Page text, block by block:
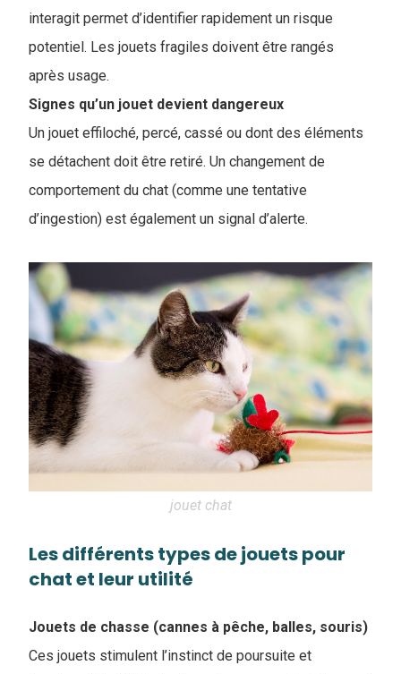
interagit permet d’identifier rapidement un risque
potentiel. Les jouets fragiles doivent être rangés
après usage.
Signes qu’un jouet devient dangereux
Un jouet effiloché, percé, cassé ou dont des éléments
se détachent doit être retiré. Un changement de
comportement du chat (comme une tentative
d’ingestion) est également un signal d’alerte.
jouet chat
Les différents types de jouets pour
chat et leur utilité
Jouets de chasse (cannes à pêche, balles, souris)
Ces jouets stimulent l’instinct de poursuite et